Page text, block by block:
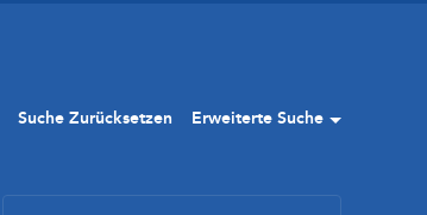
Suche Zurücksetzen Erweiterte Suche